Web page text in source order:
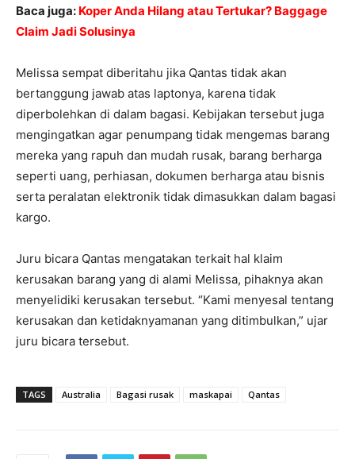
Baca juga: Koper Anda Hilang atau Tertukar? Baggage
Claim Jadi Solusinya
Melissa sempat diberitahu jika Qantas tidak akan
bertanggung jawab atas laptonya, karena tidak
diperbolehkan di dalam bagasi. Kebijakan tersebut juga
mengingatkan agar penumpang tidak mengemas barang
mereka yang rapuh dan mudah rusak, barang berharga
seperti uang, perhiasan, dokumen berharga atau bisnis
serta peralatan elektronik tidak dimasukkan dalam bagasi
kargo.
Juru bicara Qantas mengatakan terkait hal klaim
kerusakan barang yang di alami Melissa, pihaknya akan
menyelidiki kerusakan tersebut. “Kami menyesal tentang
kerusakan dan ketidaknyamanan yang ditimbulkan,” ujar
juru bicara tersebut.
TAGS Australia Bagasi rusak maskapai Qantas